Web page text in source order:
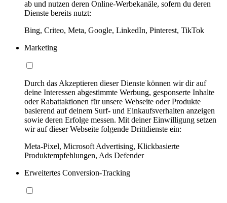
ab und nutzen deren Online-Werbekanäle, sofern du deren
Dienste bereits nutzt:
Bing, Criteo, Meta, Google, LinkedIn, Pinterest, TikTok
Marketing
Durch das Akzeptieren dieser Dienste können wir dir auf
deine Interessen abgestimmte Werbung, gesponserte Inhalte
oder Rabattaktionen für unsere Webseite oder Produkte
basierend auf deinem Surf- und Einkaufsverhalten anzeigen
sowie deren Erfolge messen. Mit deiner Einwilligung setzen
wir auf dieser Webseite folgende Drittdienste ein:
Meta-Pixel, Microsoft Advertising, Klickbasierte
Produktempfehlungen, Ads Defender
Erweitertes Conversion-Tracking